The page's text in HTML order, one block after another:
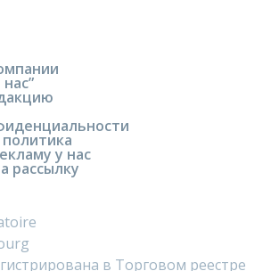
у нас
рассылку
в Торговом реестре